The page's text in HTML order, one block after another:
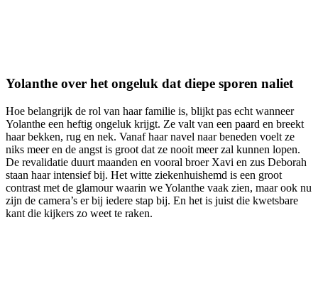
Yolanthe over het ongeluk dat diepe sporen naliet
Hoe belangrijk de rol van haar familie is, blijkt pas echt wanneer
Yolanthe een heftig ongeluk krijgt. Ze valt van een paard en breekt
haar bekken, rug en nek. Vanaf haar navel naar beneden voelt ze
niks meer en de angst is groot dat ze nooit meer zal kunnen lopen.
De revalidatie duurt maanden en vooral broer Xavi en zus Deborah
staan haar intensief bij. Het witte ziekenhuishemd is een groot
contrast met de glamour waarin we Yolanthe vaak zien, maar ook nu
zijn de camera’s er bij iedere stap bij. En het is juist die kwetsbare
kant die kijkers zo weet te raken.